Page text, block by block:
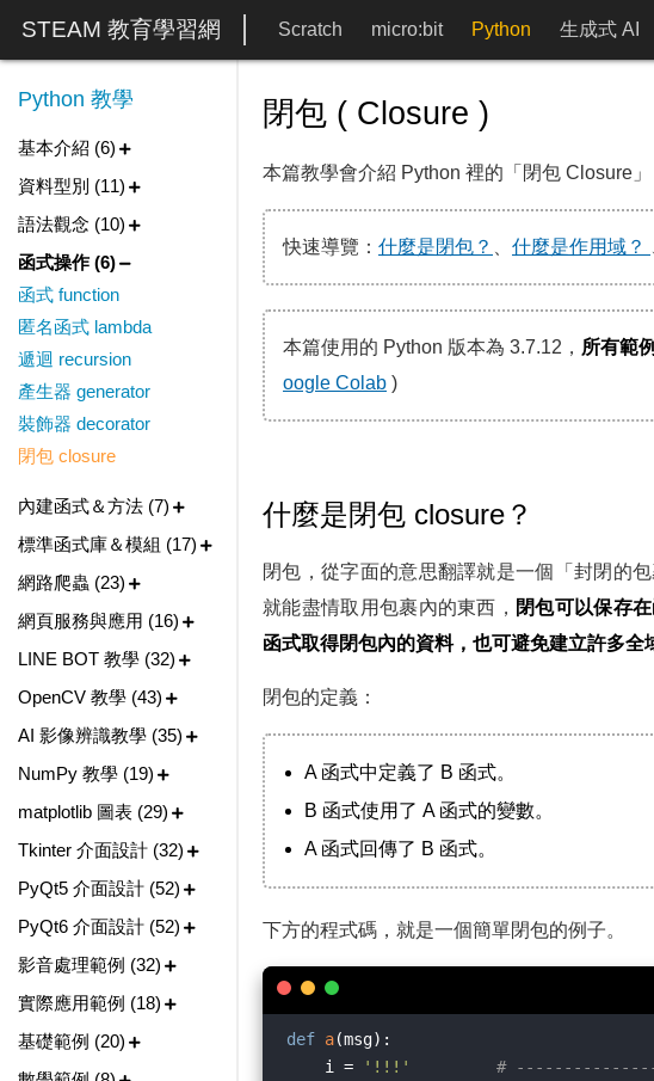
STEAM 教育學習網 Scratch micro:bit Python 生成式 AI
閉包 ( Closure )
本篇教學會介紹 Python 裡的「閉包 Closure
快速導覽： 什麼是閉包？ 什麼是作用域？
本篇使用的 Python 版本為 3.7.12， 所有範
oogle Colab )
什麼是閉包 closure？
閉包，從字面的意思翻譯就是一個「封閉的
就能盡情取用包裹內的東西， 閉包可以保存
函式取得閉包內的資料，也可避免建立許多全
閉包的定義：
A 函式中定義了 B 函式。
B 函式使用了 A 函式的變數。
A 函式回傳了 B 函式。
下方的程式碼，就是一個簡單閉包的例子。
def a(msg):
    i =
'!!!'
#
Python 教學
基本介紹 (6)
資料型別 (11)
語法觀念 (10)
函式操作 (6)
函式 function
匿名函式 lambda
遞迴 recursion
產生器 generator
裝飾器 decorator
閉包 closure
內建函式＆方法 (7)
標準函式庫＆模組 (17)
網路爬蟲 (23)
網頁服務與應用 (16)
LINE BOT 教學 (32)
OpenCV 教學 (43)
AI 影像辨識教學 (35)
NumPy 教學 (19)
matplotlib 圖表 (29)
Tkinter 介面設計 (32)
PyQt5 介面設計 (52)
PyQt6 介面設計 (52)
影音處理範例 (32)
實際應用範例 (18)
基礎範例 (20)